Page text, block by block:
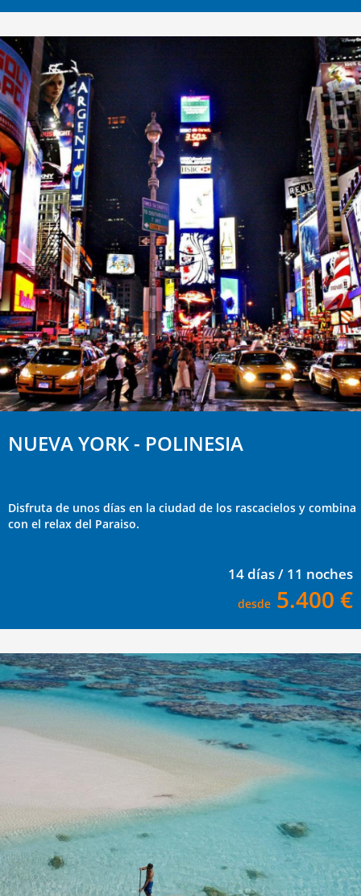
NUEVA YORK - POLINESIA
Disfruta de unos días en la ciudad de los rascacielos y combina
con el relax del Paraiso.
14 días / 11 noches
desde 5.400 €